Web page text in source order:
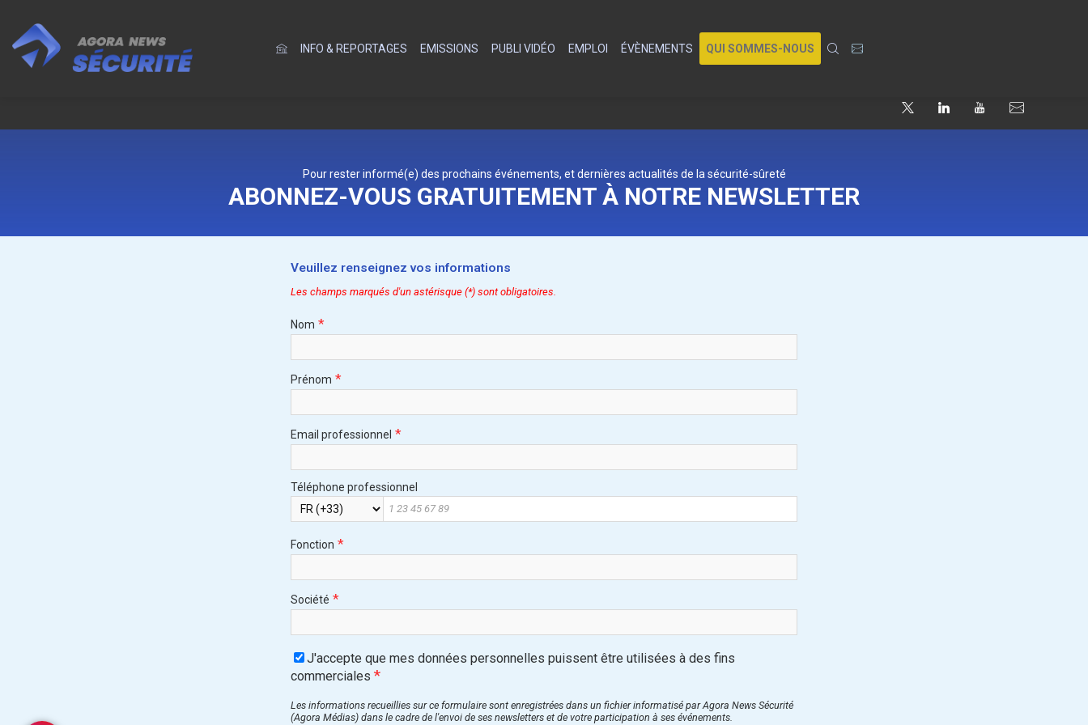
INFO & REPORTAGES EMISSIONS PUBLI VIDÉO EMPLOI ÉVÈNEMENTS QUI SOMMES-NOUS
Pour rester informé(e) des prochains événements, et dernières actualités de la sécurité-sûreté
ABONNEZ-VOUS GRATUITEMENT À NOTRE NEWSLETTER
Veuillez renseignez vos informations
Les champs marqués d'un astérisque (*) sont obligatoires.
Nom *
Prénom *
Email professionnel *
Téléphone professionnel
Fonction *
Société *
J'accepte que mes données personnelles puissent être utilisées à des fins
commerciales *
Les informations recueillies sur ce formulaire sont enregistrées dans un fichier informatisé par Agora News Sécurité
(Agora Médias) dans le cadre de l'envoi de ses newsletters et de votre participation à ses événements.